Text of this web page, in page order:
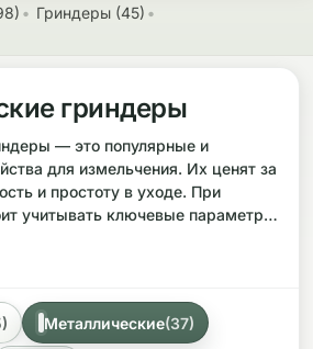
Металлические
Стеклянные
Выпариватели
Деревянные
Гриндеры (45)
гриндеры
— это популярные и
для измельчения. Их ценят за
и простоту в уходе. При
учитывать ключевые параметры:
встречаются гриндеры
производителей из разных стран,
NL (Нидерланды) и RU (Россия).
Металлические(37)